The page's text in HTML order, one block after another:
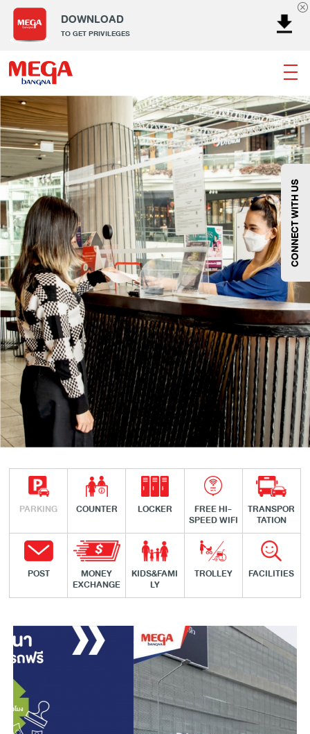
DOWNLOAD
TO GET PRIVILEGES
Banking Dining Entertainment
Fashion
Gems
Home & Decor Kids Lifestyle
Service
Smart Kids
Sport Supermarket
Technology
Wellness
Fashion@Megabangna
CONNECT WITH US
PARKING COUNTER LOCKER FREE HI-
SPEED WIFI
TRANSPOR
TATION
POST MONEY
EXCHANGE
KIDS&FAMI
LY
TROLLEY FACILITIES